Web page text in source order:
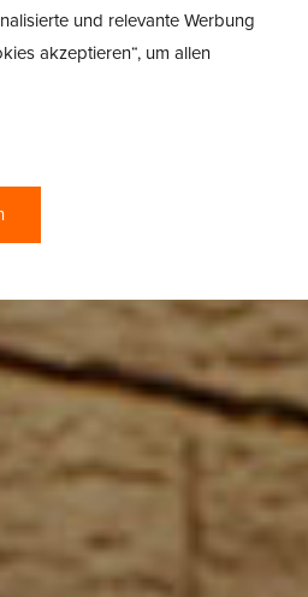
und relevante Werbung
akzeptieren“, um allen